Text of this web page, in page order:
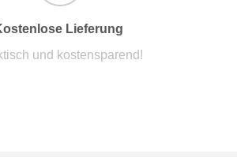
Lieferung
und kostensparend!